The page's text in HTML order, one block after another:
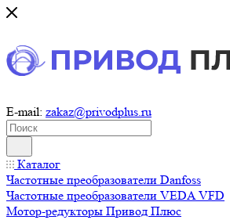
E-mail: zakaz@privodplus.ru
Каталог
Частотные преобразователи Danfoss
Частотные преобразователи VEDA VFD
Мотор-редукторы Привод Плюс